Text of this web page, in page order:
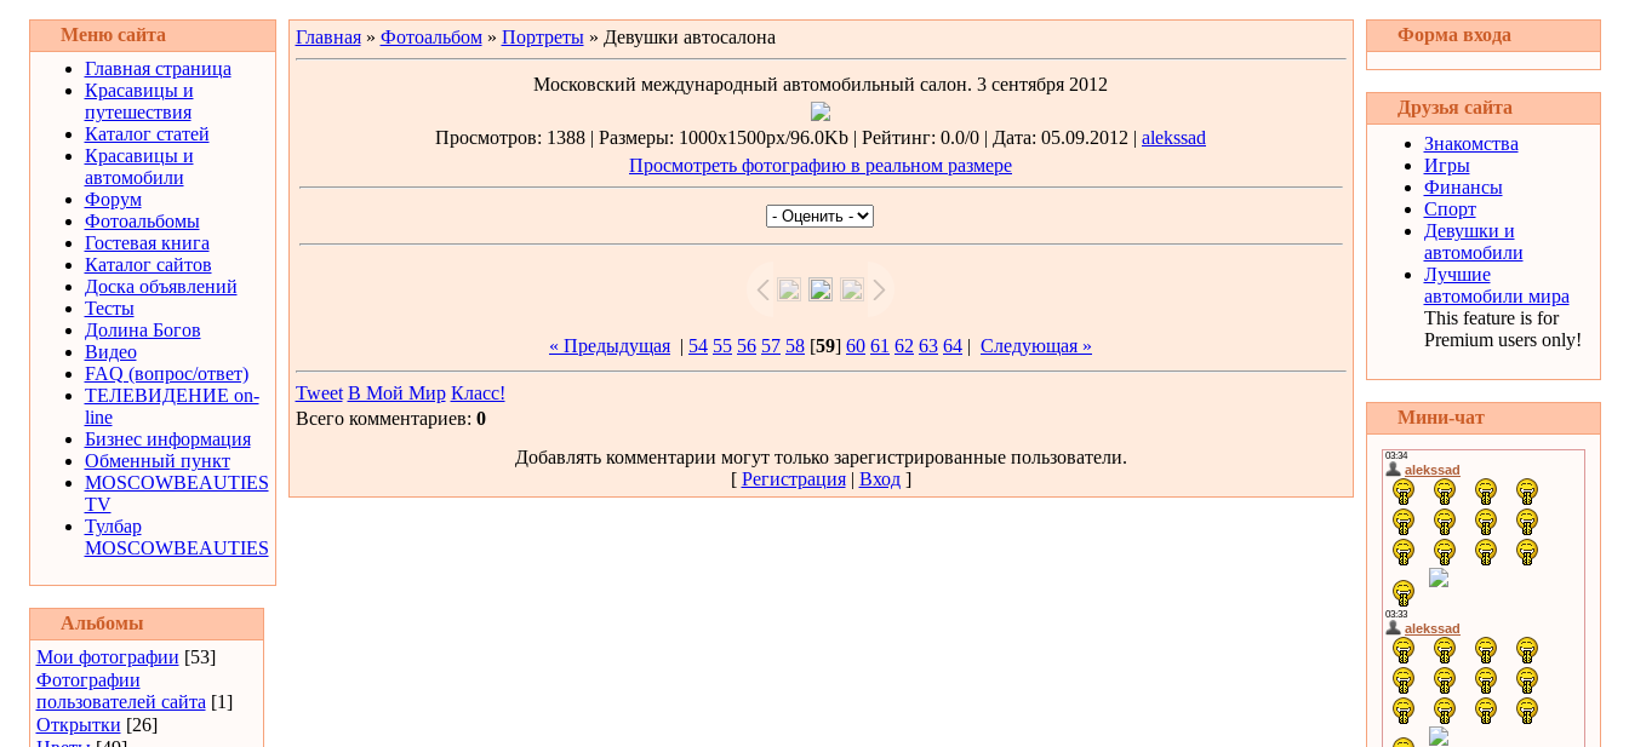
Меню сайта
Главная страница
Красавицы и
путешествия
Каталог статей
Красавицы и
автомобили
Форум
Фотоальбомы
Гостевая книга
Каталог сайтов
Доска объявлений
Тесты
Долина Богов
Видео
FAQ (вопрос/ответ)
ТЕЛЕВИДЕНИЕ on-
line
Бизнес информация
Обменный пункт
MOSCOWBEAUTIES
TV
Тулбар
MOSCOWBEAUTIES
Альбомы
Мои фотографии [53]
Фотографии
пользователей сайта [1]
Открытки [26]
Главная» Фотоальбом» Портреты» Девушки автосалона
Московский международный автомобильный салон. 3 сентября 2012
Просмотров: 1388 | Размеры: 1000x1500px/96.0Kb | Рейтинг: 0.0/0 | Дата: 05.09.2012 | alekssad
Просмотреть фотографию в реальном размере
« Предыдущая | 54 55 56 57 58 [59] 60 61 62 63 64 | Следующая »
Tweet В Мой Мир Класс!
Всего комментариев: 0
Добавлять комментарии могут только зарегистрированные пользователи.
[ Регистрация| Вход]
Форма входа
Друзья сайта
Знакомства
Игры
Финансы
Спорт
Девушки и
автомобили
Лучшие
автомобили мира
This feature is for
Premium users only!
Мини-чат